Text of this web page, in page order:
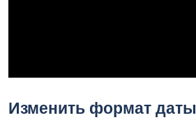
Изменить формат даты